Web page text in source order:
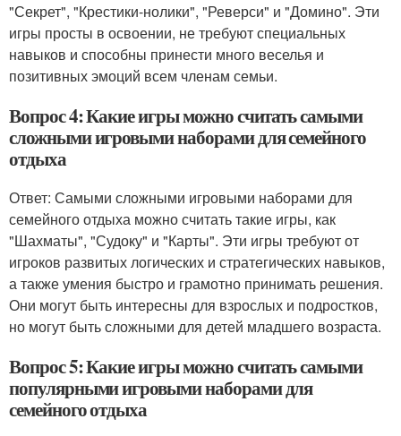
"Секрет", "Крестики-нолики", "Реверси" и "Домино". Эти
игры просты в освоении, не требуют специальных
навыков и способны принести много веселья и
позитивных эмоций всем членам семьи.
Вопрос 4: Какие игры можно считать самыми
сложными игровыми наборами для семейного
отдыха
Ответ: Самыми сложными игровыми наборами для
семейного отдыха можно считать такие игры, как
"Шахматы", "Судоку" и "Карты". Эти игры требуют от
игроков развитых логических и стратегических навыков,
а также умения быстро и грамотно принимать решения.
Они могут быть интересны для взрослых и подростков,
но могут быть сложными для детей младшего возраста.
Вопрос 5: Какие игры можно считать самыми
популярными игровыми наборами для
семейного отдыха